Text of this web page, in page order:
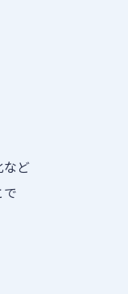
など